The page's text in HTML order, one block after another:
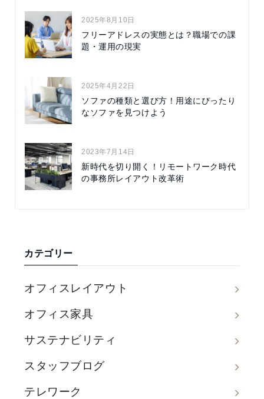
2025年8月10日
フリーアドレスの実態とは？職場での課
題・運用の現実
2025年4月22日
ソファの種類と選び方！用途にぴったり
なソファを見つけよう
2023年7月14日
新時代を切り開く！リモートワーク時代
の事務所レイアウト改革術
カテゴリー
オフィスレイアウト
オフィス家具
サステナビリティ
スタッフブログ
テレワーク